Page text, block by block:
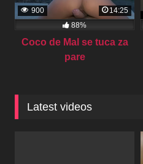
900
14:25
88%
Coco de Mal se tuca za
pare
Latest videos